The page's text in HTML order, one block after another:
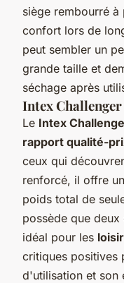
siège rembourré à
confort lors de
peut sembler un
grande taille et
séchage après
Intex Challenger
Le Intex
rapport qualité-
ceux qui
renforcé, il offre
poids total de
possède que
idéal pour les
critiques positives
d'utilisation et son